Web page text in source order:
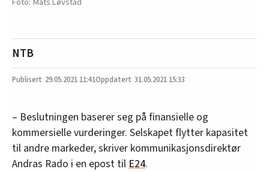
NTB
29.05.2021 11:41 31.05.2021 15:33
– Beslutningen baserer seg på finansielle og
kommersielle vurderinger. Selskapet flytter kapasitet
til andre markeder, skriver kommunikasjonsdirektør
Andras Rado i en epost til E24.